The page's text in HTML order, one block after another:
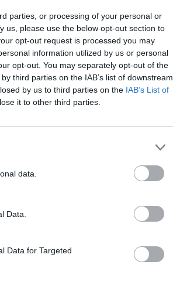
parties, or processing of your personal or
us, please use the below opt-out section to
opt-out request is processed you may
information utilized by us or personal
opt-out. You may separately opt-out of the
third parties on the IAB’s list of downstream
by us to third parties on the IAB’s List of
it to other third parties.
data.
Data.
Data for Targeted